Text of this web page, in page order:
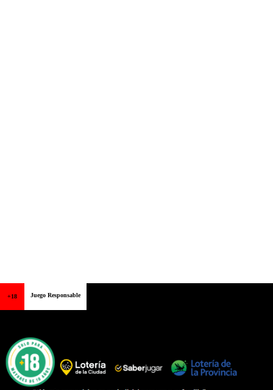
+18 Juego Responsable